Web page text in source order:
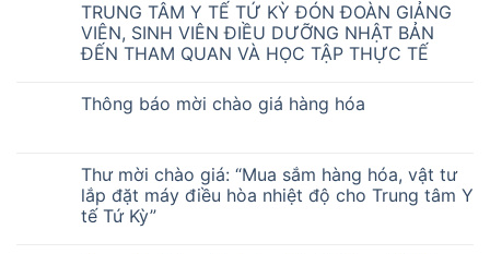
TRUNG TÂM Y TẾ TỨ KỲ ĐÓN ĐOÀN GIẢNG
VIÊN, SINH VIÊN ĐIỀU DƯỠNG NHẬT BẢN
ĐẾN THAM QUAN VÀ HỌC TẬP THỰC TẾ
Thông báo mời chào giá hàng hóa
Thư mời chào giá: “Mua sắm hàng hóa, vật tư
lắp đặt máy điều hòa nhiệt độ cho Trung tâm Y
tế Tứ Kỳ”